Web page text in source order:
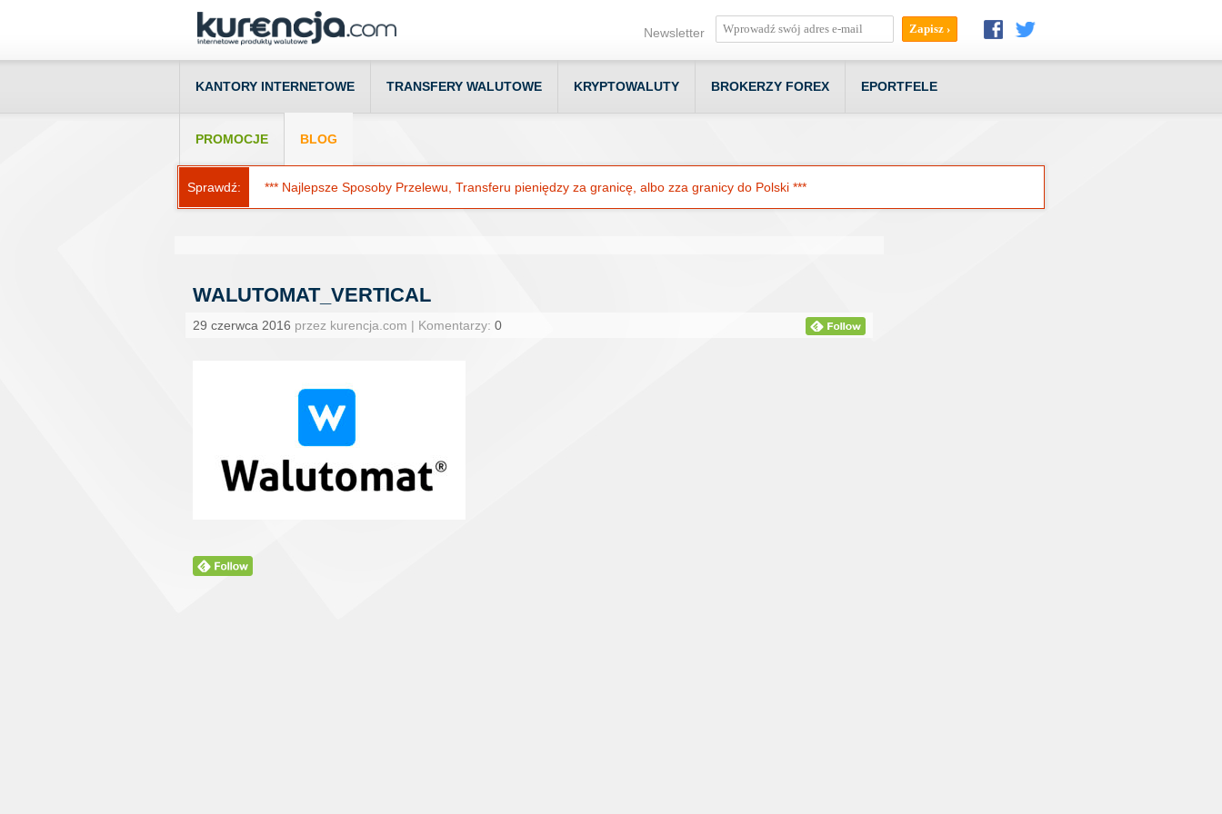
Newsletter
KANTORY INTERNETOWE TRANSFERY WALUTOWE KRYPTOWALUTY BROKERZY FOREX EPORTFELE
PROMOCJE BLOG
Sprawdź: *** Najlepsze Sposoby Przelewu, Transferu pieniędzy za granicę, albo zza granicy do Polski ***
WALUTOMAT_VERTICAL
29 czerwca 2016 przez kurencja.com | Komentarzy: 0